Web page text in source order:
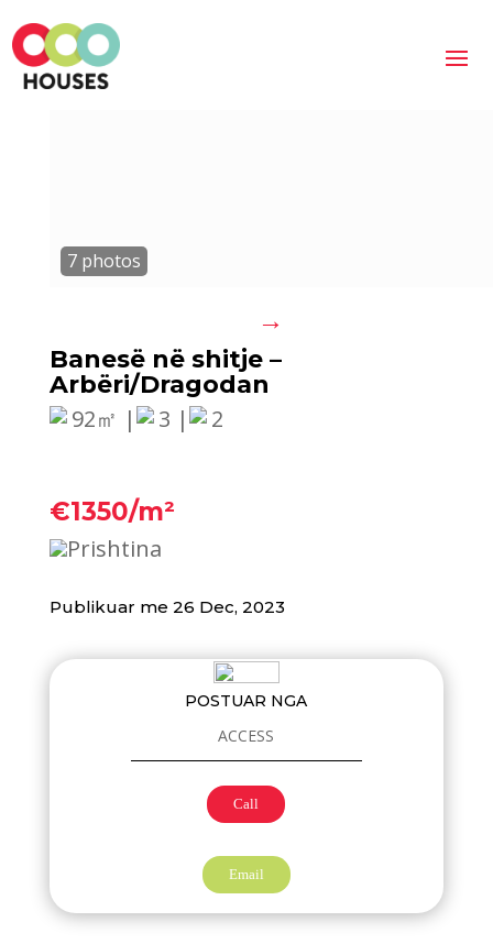
→
Banesë në shitje –
Arbëri/Dragodan
92㎡ |
3 | 2
€1350/m²
Prishtina
Publikuar me 26 Dec, 2023
POSTUAR NGA
ACCESS
Call
Email